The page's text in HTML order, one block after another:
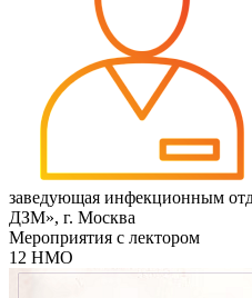
заведующая инфекционным
ДЗМ», г. Москва
Мероприятия с лектором
12 НМО